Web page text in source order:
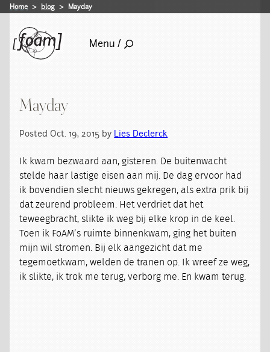
Home blog Mayday
Menu /
Mayday
Posted Oct. 19, 2015 by Lies Declerck
Ik kwam bezwaard aan, gisteren. De buitenwacht
stelde haar lastige eisen aan mij. De dag ervoor had
ik bovendien slecht nieuws gekregen, als extra prik bij
dat zeurend probleem. Het verdriet dat het
teweegbracht, slikte ik weg bij elke krop in de keel.
Toen ik FoAM’s ruimte binnenkwam, ging het buiten
mijn wil stromen. Bij elk aangezicht dat me
tegemoetkwam, welden de tranen op. Ik wreef ze weg,
ik slikte, ik trok me terug, verborg me. En kwam terug.